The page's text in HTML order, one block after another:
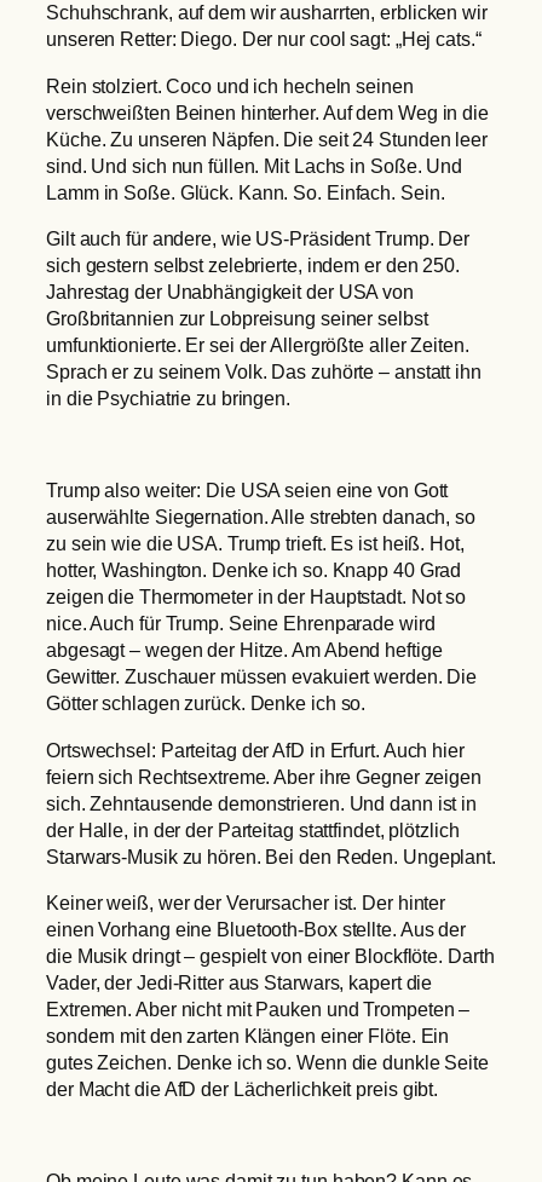
Schuhschrank, auf dem wir ausharrten, erblicken wir
unseren Retter: Diego. Der nur cool sagt: „Hej cats.“
Rein stolziert. Coco und ich hecheln seinen
verschweißten Beinen hinterher. Auf dem Weg in die
Küche. Zu unseren Näpfen. Die seit 24 Stunden leer
sind. Und sich nun füllen. Mit Lachs in Soße. Und
Lamm in Soße. Glück. Kann. So. Einfach. Sein.
Gilt auch für andere, wie US-Präsident Trump. Der
sich gestern selbst zelebrierte, indem er den 250.
Jahrestag der Unabhängigkeit der USA von
Großbritannien zur Lobpreisung seiner selbst
umfunktionierte. Er sei der Allergrößte aller Zeiten.
Sprach er zu seinem Volk. Das zuhörte – anstatt ihn
in die Psychiatrie zu bringen.
Trump also weiter: Die USA seien eine von Gott
auserwählte Siegernation. Alle strebten danach, so
zu sein wie die USA. Trump trieft. Es ist heiß. Hot,
hotter, Washington. Denke ich so. Knapp 40 Grad
zeigen die Thermometer in der Hauptstadt. Not so
nice. Auch für Trump. Seine Ehrenparade wird
abgesagt – wegen der Hitze. Am Abend heftige
Gewitter. Zuschauer müssen evakuiert werden. Die
Götter schlagen zurück. Denke ich so.
Ortswechsel: Parteitag der AfD in Erfurt. Auch hier
feiern sich Rechtsextreme. Aber ihre Gegner zeigen
sich. Zehntausende demonstrieren. Und dann ist in
der Halle, in der der Parteitag stattfindet, plötzlich
Starwars-Musik zu hören. Bei den Reden. Ungeplant.
Keiner weiß, wer der Verursacher ist. Der hinter
einen Vorhang eine Bluetooth-Box stellte. Aus der
die Musik dringt – gespielt von einer Blockflöte. Darth
Vader, der Jedi-Ritter aus Starwars, kapert die
Extremen. Aber nicht mit Pauken und Trompeten –
sondern mit den zarten Klängen einer Flöte. Ein
gutes Zeichen. Denke ich so. Wenn die dunkle Seite
der Macht die AfD der Lächerlichkeit preis gibt.